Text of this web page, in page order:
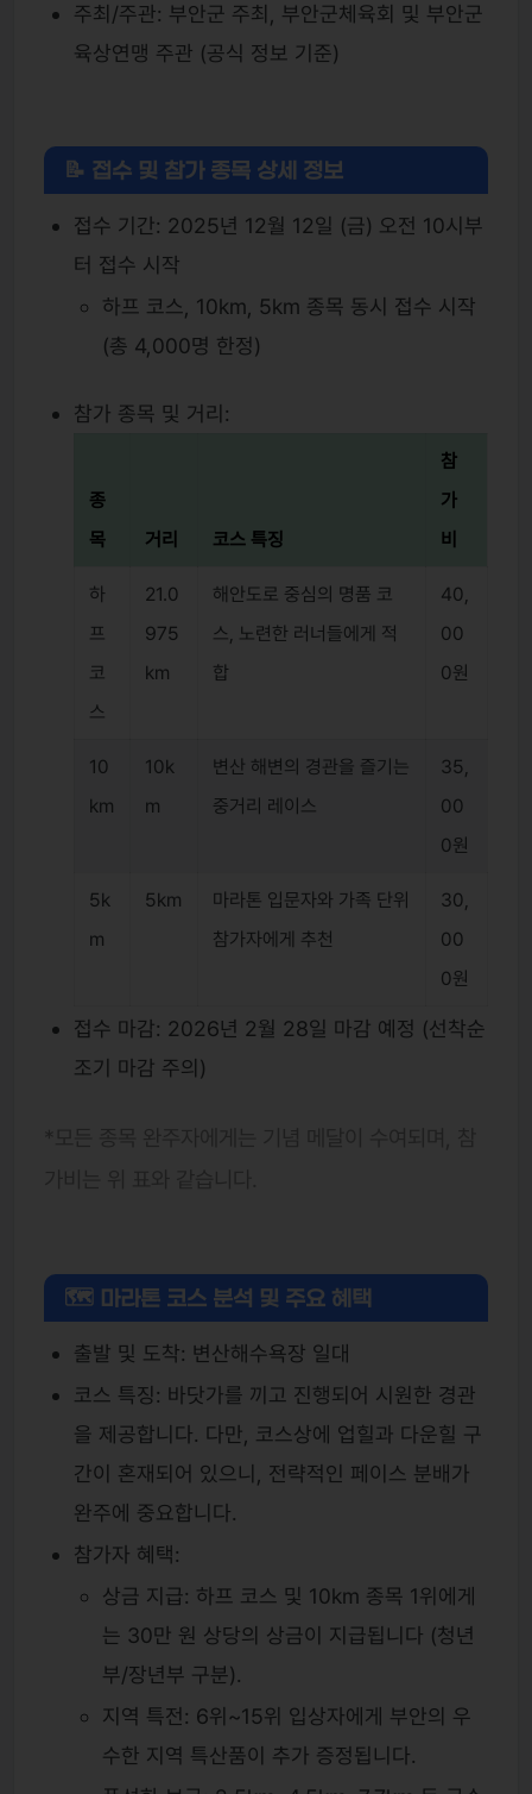
주최/주관: 부안군 주최, 부안군체육회 및 부안군
육상연맹 주관 (공식 정보 기준)
📝 접수 및 참가 종목 상세 정보
접수 기간: 2025년 12월 12일 (금) 오전 10시부
터 접수 시작
하프 코스, 10km, 5km 종목 동시 접수 시작
(총 4,000명 한정)
참가 종목 및 거리:
종
목
거리 코스 특징
참
가
비
하
프
코
스
21.0
975
km
해안도로 중심의 명품 코
스, 노련한 러너들에게 적
합
40,
00
0원
10
km
10k
m
변산 해변의 경관을 즐기는
중거리 레이스
35,
00
0원
5k
m
5km
마라톤 입문자와 가족 단위
참가자에게 추천
30,
00
0원
접수 마감: 2026년 2월 28일 마감 예정 (선착순
조기 마감 주의)
🗺 마라톤 코스 분석 및 주요 혜택
출발 및 도착: 변산해수욕장 일대
코스 특징: 바닷가를 끼고 진행되어 시원한 경관
을 제공합니다. 다만, 코스상에 업힐과 다운힐 구
간이 혼재되어 있으니, 전략적인 페이스 분배가
완주에 중요합니다.
참가자 혜택:
상금 지급: 하프 코스 및 10km 종목 1위에게
는 30만 원 상당의 상금이 지급됩니다 (청년
부/장년부 구분).
지역 특전: 6위~15위 입상자에게 부안의 우
수한 지역 특산품이 추가 증정됩니다.